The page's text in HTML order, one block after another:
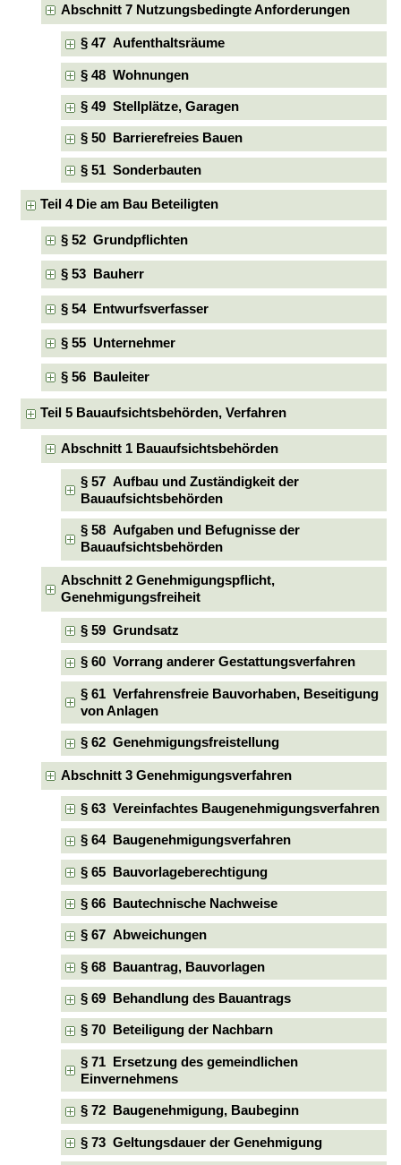
Abschnitt 7 Nutzungsbedingte Anforderungen
§ 47 Aufenthaltsräume
§ 48 Wohnungen
§ 49 Stellplätze, Garagen
§ 50 Barrierefreies Bauen
§ 51 Sonderbauten
Teil 4 Die am Bau Beteiligten
§ 52 Grundpflichten
§ 53 Bauherr
§ 54 Entwurfsverfasser
§ 55 Unternehmer
§ 56 Bauleiter
Teil 5 Bauaufsichtsbehörden, Verfahren
Abschnitt 1 Bauaufsichtsbehörden
§ 57 Aufbau und Zuständigkeit der
Bauaufsichtsbehörden
§ 58 Aufgaben und Befugnisse der
Bauaufsichtsbehörden
Abschnitt 2 Genehmigungspflicht,
Genehmigungsfreiheit
§ 59 Grundsatz
§ 60 Vorrang anderer Gestattungsverfahren
§ 61 Verfahrensfreie Bauvorhaben, Beseitigung
von Anlagen
§ 62 Genehmigungsfreistellung
Abschnitt 3 Genehmigungsverfahren
§ 63 Vereinfachtes Baugenehmigungsverfahren
§ 64 Baugenehmigungsverfahren
§ 65 Bauvorlageberechtigung
§ 66 Bautechnische Nachweise
§ 67 Abweichungen
§ 68 Bauantrag, Bauvorlagen
§ 69 Behandlung des Bauantrags
§ 70 Beteiligung der Nachbarn
§ 71 Ersetzung des gemeindlichen
Einvernehmens
§ 72 Baugenehmigung, Baubeginn
§ 73 Geltungsdauer der Genehmigung